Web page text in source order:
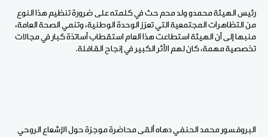
رئيس الهيئة محمدو ولد محم حث في كلمته على ضرورة تنظيم هذا النوع
من التظاهرات المجتمعية التي تعزز الوحدة الوطنية، وتنمي الصحة العامة،
منبها إلى أن الهيئة استطاعت هذا العام استقطاب أساتذة كبار في مجالات
تخصصية مهمة، كان لهم الأثر الكبير في إنجاح القافلة.
البروفسور محمد الحنفي دهاه ألقى محاضرة موجزة حول الإشعاع الروحي